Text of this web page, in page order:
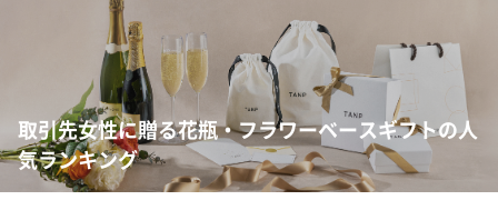
取引先女性に贈る花瓶・フラワーベースギフトの人
気ランキング